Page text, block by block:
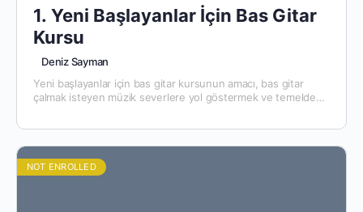
1. Yeni Başlayanlar İçin Bas Gitar
Kursu
Deniz Sayman
Yeni başlayanlar için bas gitar kursunun amacı, bas gitar
çalmak isteyen müzik severlere yol göstermek ve temelde
NOT ENROLLED